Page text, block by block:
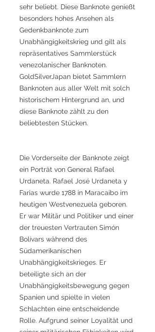
sehr beliebt. Diese Banknote genießt
besonders hohes Ansehen als
Gedenkbanknote zum
Unabhängigkeitskrieg und gilt als
repräsentatives Sammlerstück
venezolanischer Banknoten.
GoldSilverJapan bietet Sammlern
Banknoten aus aller Welt mit solch
historischem Hintergrund an, und
diese Banknote zählt zu den
beliebtesten Stücken.
Die Vorderseite der Banknote zeigt
ein Porträt von General Rafael
Urdaneta. Rafael José Urdaneta y
Farias wurde 1788 in Maracaibo im
heutigen Westvenezuela geboren.
Er war Militär und Politiker und einer
der treuesten Vertrauten Simón
Bolívars während des
Südamerikanischen
Unabhängigkeitskrieges. Er
beteiligte sich an der
Unabhängigkeitsbewegung gegen
Spanien und spielte in vielen
Schlachten eine entscheidende
Rolle. Aufgrund seiner Loyalität und